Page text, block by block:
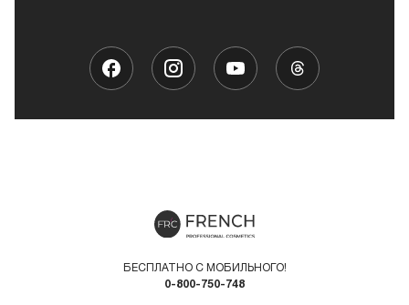
БЕСПЛАТНО С МОБИЛЬНОГО!
0-800-750-748